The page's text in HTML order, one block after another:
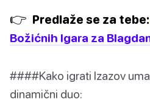
👉 Predlaže se za tebe:
Božićnih Igara za
####Kako igrati Izazov
dinamični duo: